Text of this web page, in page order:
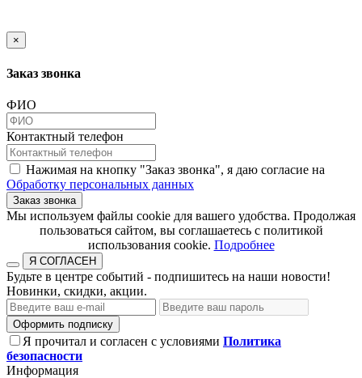
×
Заказ звонка
ФИО
Контактный телефон
Нажимая на кнопку "Заказ звонка", я даю согласие на
Обработку персональных данных
Заказ звонка
​​​​​​​Мы используем файлы cookie для вашего удобства. Продолжая
пользоваться сайтом, вы соглашаетесь с политикой
использования cookie.​​​​​​​ Подробнее
Я СОГЛАСЕН
Будьте в центре событий - подпишитесь на наши новости!
Новинки, скидки, акции.
Оформить подписку
Я прочитал и согласен с условиями Политика
безопасности
Информация